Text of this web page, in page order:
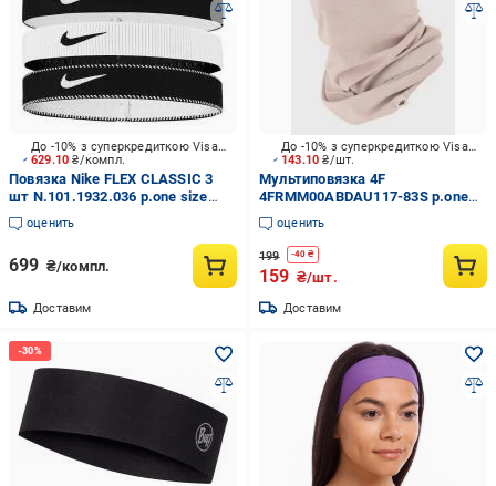
629.10₴/компл.
До -10% з суперкредиткою Visa Вигода
Повязка Nike FLEX CLASSIC 3
шт N.101.1932.036 р.one size
черно-белый
оценить
699 ₴/компл.
Доставим
143.10₴/шт.
До -10% з суперкредиткою Visa Вигода
Мультиповязка 4F
4FRMM00ABDAU117-83S р.one
size бежевый
оценить
199 -40 ₴
159 ₴/шт.
Доставим